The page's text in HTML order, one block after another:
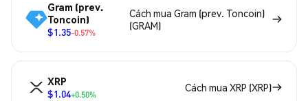
Gram (prev.
Toncoin)
$1.35-0.57%
Cách mua Gram (prev. Toncoin)
(GRAM)
XRP
$1.04+0.50%
Cách mua XRP (XRP)